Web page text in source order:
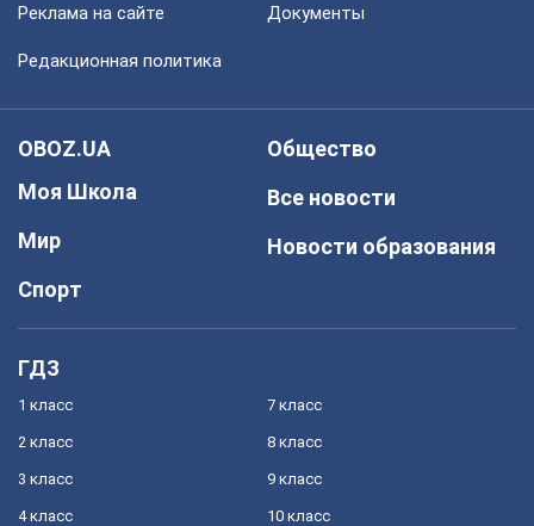
Реклама на сайте Документы
Редакционная политика
OBOZ.UA
Моя Школа
Мир
Спорт
Общество
Все новости
Новости образования
ГДЗ
1 класс
2 класс
3 класс
4 класс
7 класс
8 класс
9 класс
10 класс